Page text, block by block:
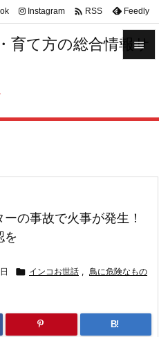
育て方の総合情報サ

サイド


Instagram  RSS Feedly
の事故で火事が発生！
を
 インコお世話 , 鳥に危険なもの
B!